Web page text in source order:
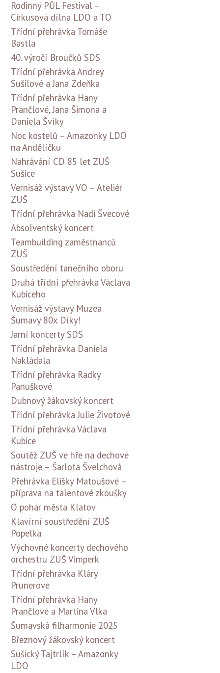
Rodinný PŮL Festival –
Cirkusová dílna LDO a TO
Třídní přehrávka Tomáše
Bastla
40. výročí Broučků SDS
Třídní přehrávka Andrey
Sušilové a Jana Zdeňka
Třídní přehrávka Hany
Prančlové, Jana Šimona a
Daniela Švíky
Noc kostelů – Amazonky LDO
na Andělíčku
Nahrávání CD 85 let ZUŠ
Sušice
Vernisáž výstavy VO – Ateliér
ZUŠ
Třídní přehrávka Nadi Švecové
Absolventský koncert
Teambuilding zaměstnanců
ZUŠ
Soustředění tanečního oboru
Druhá třídní přehrávka Václava
Kubiceho
Vernisáž výstavy Muzea
Šumavy 80x Díky!
Jarní koncerty SDS
Třídní přehrávka Daniela
Nakládala
Třídní přehrávka Radky
Panuškové
Dubnový žákovský koncert
Třídní přehrávka Julie Životové
Třídní přehrávka Václava
Kubice
Soutěž ZUŠ ve hře na dechové
nástroje – Šarlota Švelchová
Přehrávka Elišky Matoušové –
příprava na talentové zkoušky
O pohár města Klatov
Klavírní soustředění ZUŠ
Popelka
Výchovné koncerty dechového
orchestru ZUŠ Vimperk
Třídní přehrávka Kláry
Prunerové
Třídní přehrávka Hany
Prančlové a Martina Vlka
Šumavská filharmonie 2025
Březnový žákovský koncert
Sušický Tajtrlík – Amazonky
LDO